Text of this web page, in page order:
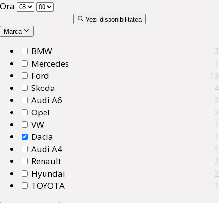
Ora
Vezi disponibilitatea
Marca
BMW
3
Mercedes
1
Ford
13
Skoda
4
Audi A6
2
Opel
2
VW
1
Dacia
1
Audi A4
1
Renault
2
Hyundai
2
TOYOTA
1